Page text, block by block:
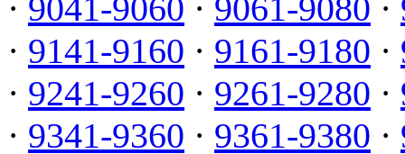
· 9041-9060 · 9061-9080 ·
· 9141-9160 · 9161-9180 ·
· 9241-9260 · 9261-9280 ·
· 9341-9360 · 9361-9380 ·